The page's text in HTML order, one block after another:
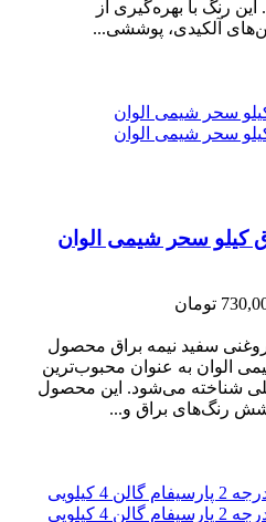
رنگ با بهره‌گیری از
آلکیدی، پوششی...
کیلو سحر شیمی الوان
تومان
سفید نیمه براق محصول
الوان به عنوان محبوب‌ترین
شناخته می‌شود. این محصول
رنگ‌های براق و...